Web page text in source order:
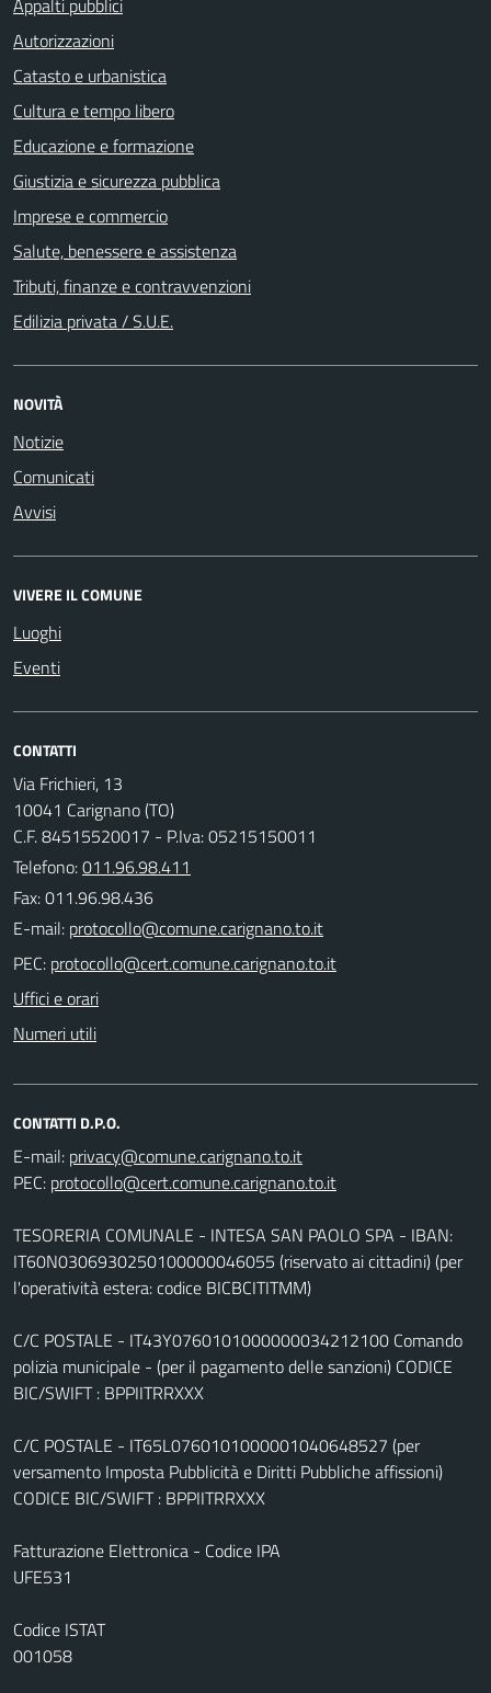
Autorizzazioni
Catasto e urbanistica
Cultura e tempo libero
Educazione e formazione
Giustizia e sicurezza pubblica
Imprese e commercio
Salute, benessere e assistenza
Tributi, finanze e contravvenzioni
Edilizia privata / S.U.E.
NOVITÀ
Notizie
Comunicati
Avvisi
VIVERE IL COMUNE
Luoghi
Eventi
CONTATTI
Via Frichieri, 13
10041 Carignano (TO)
C.F. 84515520017 - P.Iva: 05215150011
Telefono:011.96.98.411
Fax: 011.96.98.436
E-mail:
PEC:
Uffici e orari
Numeri utili
CONTATTI D.P.O.
E-mail:
PEC:
TESORERIA COMUNALE - INTESA SAN PAOLO SPA - IBAN:
IT60N0306930250100000046055 (riservato ai cittadini) (per
l'operatività estera: codice BICBCITITMM)
C/C POSTALE - IT43Y0760101000000034212100 Comando
polizia municipale - (per il pagamento delle sanzioni) CODICE
BIC/SWIFT : BPPIITRRXXX
C/C POSTALE - IT65L0760101000001040648527 (per
versamento Imposta Pubblicità e Diritti Pubbliche affissioni)
CODICE BIC/SWIFT : BPPIITRRXXX
Fatturazione Elettronica - Codice IPA
UFE531
Codice ISTAT
001058